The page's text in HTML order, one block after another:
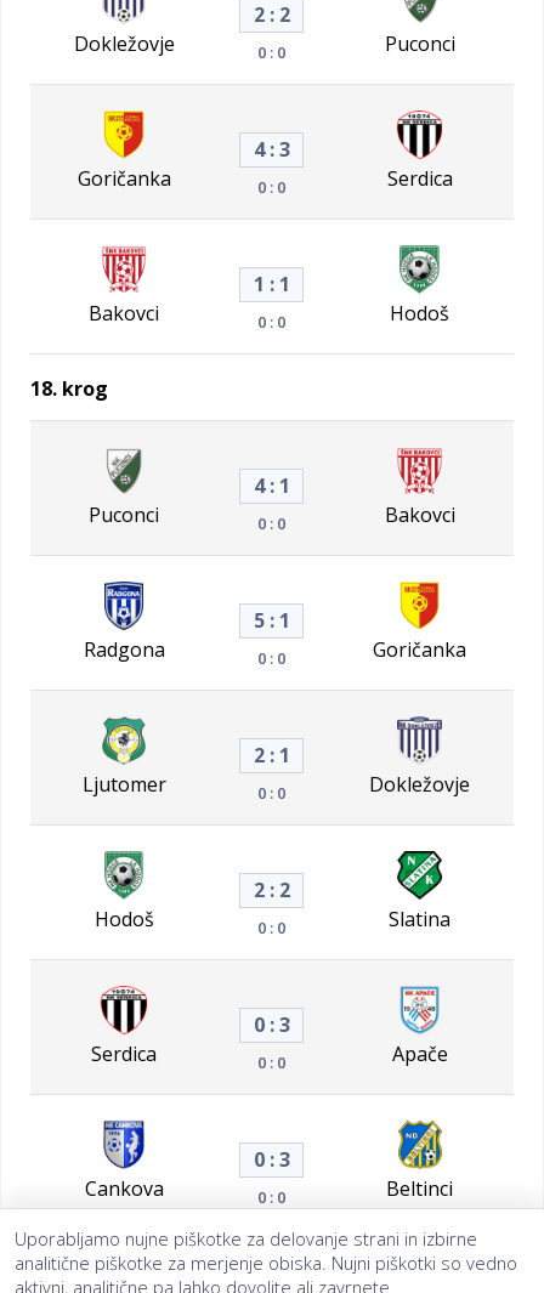
Dokležovje
2 : 2
0 : 0 Puconci
Goričanka
4 : 3
0 : 0 Serdica
Bakovci
1 : 1
0 : 0 Hodoš
18. krog
Puconci
4 : 1
0 : 0 Bakovci
Radgona
5 : 1
0 : 0 Goričanka
Ljutomer
2 : 1
0 : 0 Dokležovje
Hodoš
2 : 2
0 : 0 Slatina
Serdica
0 : 3
0 : 0 Apače
Cankova
0 : 3
0 : 0 Beltinci
19. krog
Uporabljamo nujne piškotke za delovanje strani in izbirne
analitične piškotke za merjenje obiska. Nujni piškotki so vedno
aktivni, analitične pa lahko dovolite ali zavrnete.